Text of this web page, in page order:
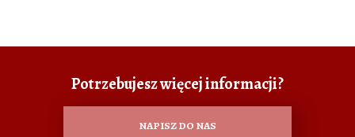
Potrzebujesz więcej informacji?
NAPISZ DO NAS